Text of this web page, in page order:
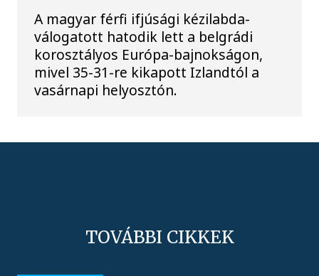
A magyar férfi ifjúsági kézilabda-
válogatott hatodik lett a belgrádi
korosztályos Európa-bajnokságon,
mivel 35-31-re kikapott Izlandtól a
vasárnapi helyosztón.
TOVÁBBI CIKKEK